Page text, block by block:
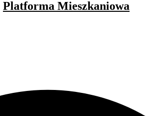
Platforma Mieszkaniowa